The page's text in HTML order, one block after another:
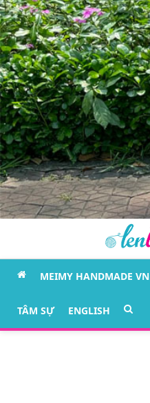
MEIMY HANDMADE VN
TÂM SỰ ENGLISH